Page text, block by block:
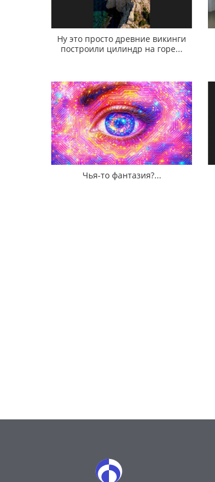
Ну это просто древние викинги
построили цилиндр на горе...
Чья-то фантазия?...